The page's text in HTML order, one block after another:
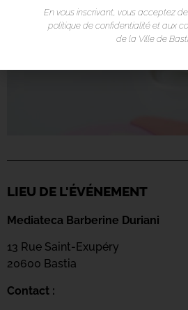
LIEU DE L'ÉVÉNEMENT
Mediateca Barberine Duriani
13 Rue Saint-Exupéry
20600 Bastia
Contact :
En vous inscrivant, vous acceptez
politique de confidentialité et aux
de la Ville de